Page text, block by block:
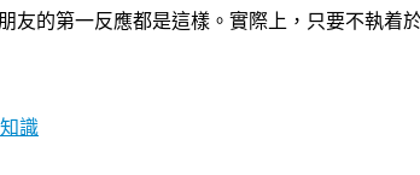
友的第一反應都是這樣。實際上，只要不執
識